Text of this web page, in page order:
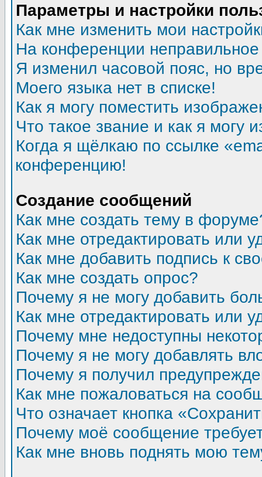
Параметры и настройки
Как мне изменить мои
На конференции
Я изменил часовой пояс, но
Моего языка нет в списке!
Как я могу поместить
Что такое звание и как я могу
Когда я щёлкаю по ссылке
конференцию!
Создание сообщений
Как мне создать тему в
Как мне отредактировать или
Как мне добавить подпись к
Как мне создать опрос?
Почему я не могу добавить
Как мне отредактировать или
Почему мне недоступны
Почему я не могу добавлять
Почему я получил
Как мне пожаловаться на
Что означает кнопка
Почему моё сообщение
Как мне вновь поднять мою